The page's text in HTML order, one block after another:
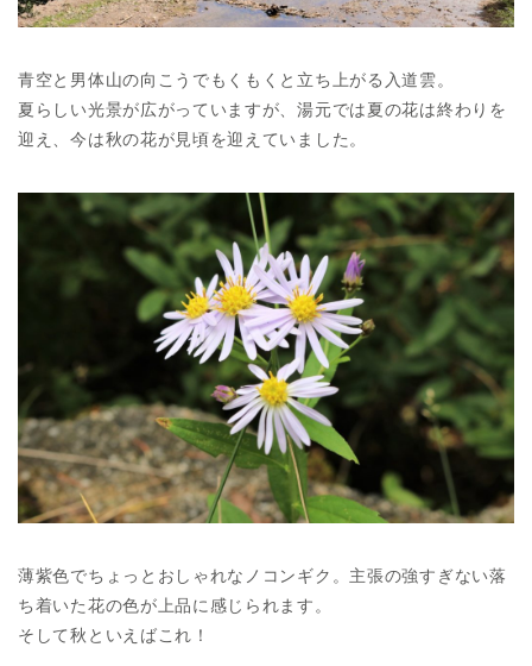
青空と男体山の向こうでもくもくと立ち上がる入道雲。
夏らしい光景が広がっていますが、湯元では夏の花は終わりを
迎え、今は秋の花が見頃を迎えていました。
薄紫色でちょっとおしゃれなノコンギク。主張の強すぎない落
ち着いた花の色が上品に感じられます。
そして秋といえばこれ！